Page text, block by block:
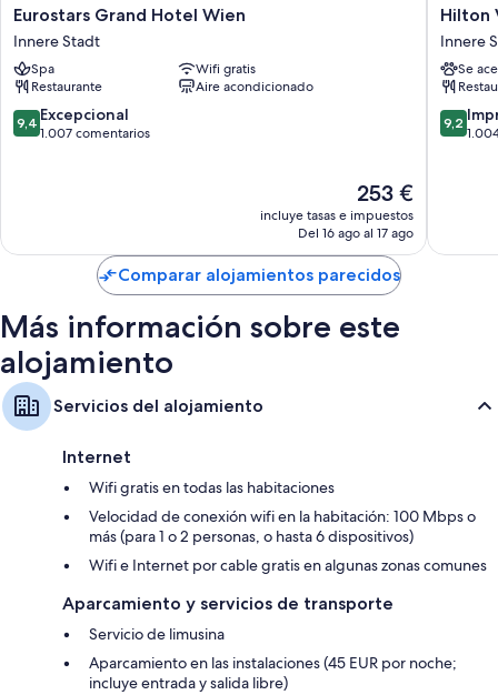
Eurostars
Grand
Hotel
Wien
Innere
Stadt
Eurostars Grand Hotel Wien
Innere Stadt
Spa
Wifi gratis
Restaurante
Aire acondicionado
9.4
sobre
9,4 Excepcional
1.007 comentarios
El
precio
actual
de
253 €
253 €
incluye tasas e impuestos
Del 16 ago al 17 ago
Hilton
Vienna
Plaza
Innere
Stadt
Hilton
Innere
Se
9.2
sobre
9,2
Comparar alojamientos parecidos
Más información sobre este
alojamiento
Servicios del alojamiento
Internet
Wifi gratis en todas las habitaciones
Velocidad de conexión wifi en la habitación: 100 Mbps o
más (para 1 o 2 personas, o hasta 6 dispositivos)
Wifi e Internet por cable gratis en algunas zonas comunes
Aparcamiento y servicios de transporte
Servicio de limusina
Aparcamiento en las instalaciones (45 EUR por noche;
incluye entrada y salida libre)